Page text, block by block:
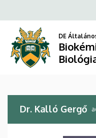
Kalló
Gergő
Biokémiai
a
tartalomra
DE
Dr. Kalló Gergő